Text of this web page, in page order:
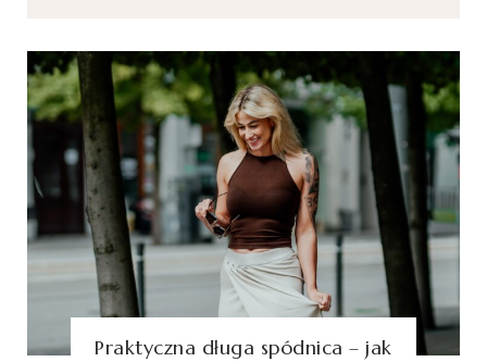
Praktyczna długa spódnica – jak